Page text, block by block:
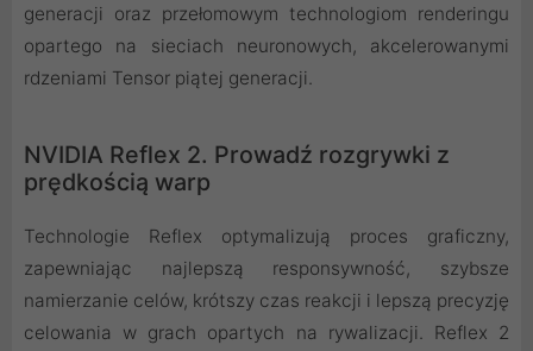
generacji oraz przełomowym technologiom renderingu
opartego na sieciach neuronowych, akcelerowanymi
rdzeniami Tensor piątej generacji.
NVIDIA Reflex 2. Prowadź rozgrywki z
prędkością warp
Technologie Reflex optymalizują proces graficzny,
zapewniając najlepszą responsywność, szybsze
namierzanie celów, krótszy czas reakcji i lepszą precyzję
celowania w grach opartych na rywalizacji. Reflex 2